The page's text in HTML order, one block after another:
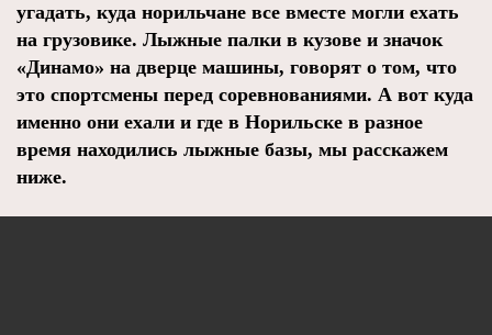
угадать, куда норильчане все вместе могли ехать
на грузовике. Лыжные палки в кузове и значок
«Динамо» на дверце машины, говорят о том, что
это спортсмены перед соревнованиями. А вот куда
именно они ехали и где в Норильске в разное
время находились лыжные базы, мы расскажем
ниже.